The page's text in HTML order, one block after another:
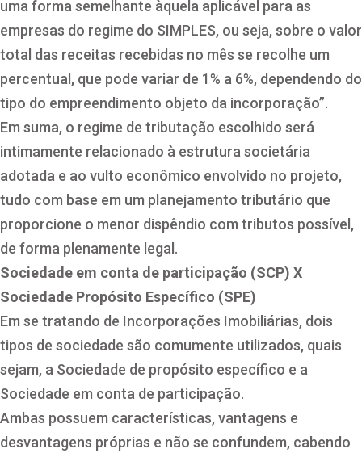
uma forma semelhante àquela aplicável para as
empresas do regime do SIMPLES, ou seja, sobre o valor
total das receitas recebidas no mês se recolhe um
percentual, que pode variar de 1% a 6%, dependendo do
tipo do empreendimento objeto da incorporação”.
Em suma, o regime de tributação escolhido será
intimamente relacionado à estrutura societária
adotada e ao vulto econômico envolvido no projeto,
tudo com base em um planejamento tributário que
proporcione o menor dispêndio com tributos possível,
de forma plenamente legal.
Sociedade em conta de participação (SCP) X
Sociedade Propósito Específico (SPE)
Em se tratando de Incorporações Imobiliárias, dois
tipos de sociedade são comumente utilizados, quais
sejam, a Sociedade de propósito específico e a
Sociedade em conta de participação.
Ambas possuem características, vantagens e
desvantagens próprias e não se confundem, cabendo